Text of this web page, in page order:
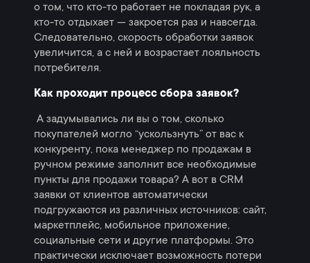
о том, что кто-то работает не покладая рук, а
кто-то отдыхает — закроется раз и навсегда.
Следовательно, скорость обработки заявок
увеличится, а с ней и возрастает лояльность
потребителя.
Как проходит процесс сбора заявок?
А задумывались ли вы о том, сколько
покупателей могло “ускользнуть” от вас к
конкуренту, пока менеджер по продажам в
ручном режиме заполнит все необходимые
пункты для продажи товара? А вот в СRM
заявки от клиентов автоматически
подгружаются из различных источников: сайт,
маркетплейс, мобильное приложение,
социальные сети и другие платформы. Это
практически исключает возможность потери